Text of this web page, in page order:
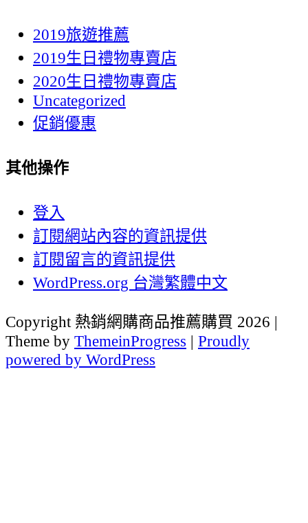
2019旅遊推薦
2019生日禮物專賣店
2020生日禮物專賣店
Uncategorized
促銷優惠
其他操作
登入
訂閱網站內容的資訊提供
訂閱留言的資訊提供
WordPress.org 台灣繁體中文
Copyright 熱銷網購商品推薦購買 2026 |
Theme by ThemeinProgress | Proudly
powered by WordPress